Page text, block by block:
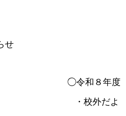
せ
） ◯令和８年度
校外だよ